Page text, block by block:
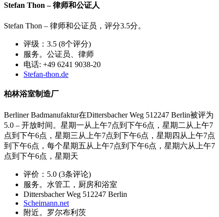
Stefan Thon – 律师和公证人
Stefan Thon – 律师和公证员，评分3.5分。
评级：3.5 (8个评分)
服务。公证员、律师
电话: +49 6241 9038-20
Stefan-thon.de
柏林浴室制造厂
Berliner Badmanufaktur在Dittersbacher Weg 512247 Berlin被评为
5.0 – 开放时间。星期一从上午7点到下午6点，星期二从上午7
点到下午6点，星期三从上午7点到下午6点，星期四从上午7点
到下午6点，每个星期五从上午7点到下午6点，星期六从上午7
点到下午6点，星期天
评价：5.0 (3条评论)
服务。水管工，厨房和浴室
Dittersbacher Weg 512247 Berlin
Scheimann.net
附近。罗尔布利茨